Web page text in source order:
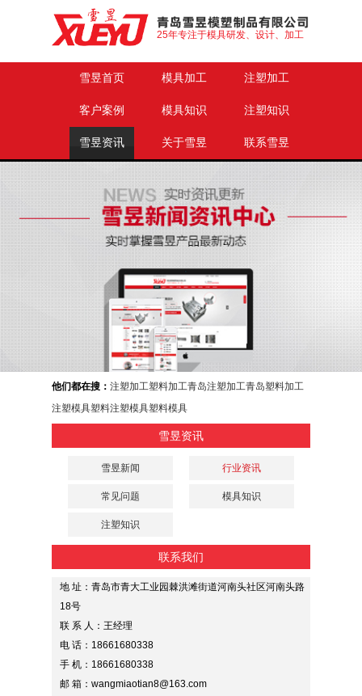
25年专注于模具研发、设计、加工
雪昱首页 模具加工 注塑加工
客户案例 模具知识 注塑知识
雪昱资讯 关于雪昱 联系雪昱
他们都在搜： 注塑加工塑料加工青岛注塑加工青岛塑料加工
注塑模具塑料注塑模具塑料模具
雪昱资讯
雪昱新闻 行业资讯
常见问题 模具知识
注塑知识
联系我们
地 址：青岛市青大工业园棘洪滩街道河南头社区河南头路
18号
联 系 人：王经理
电 话：18661680338
手 机：18661680338
邮 箱：wangmiaotian8@163.com